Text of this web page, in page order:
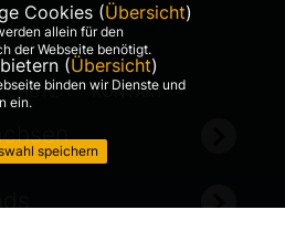
KONTAKT
Cookies (Übersicht)
allein für den
der Webseite benötigt.
(Übersicht)
binden wir Dienste und
ein.
speichern